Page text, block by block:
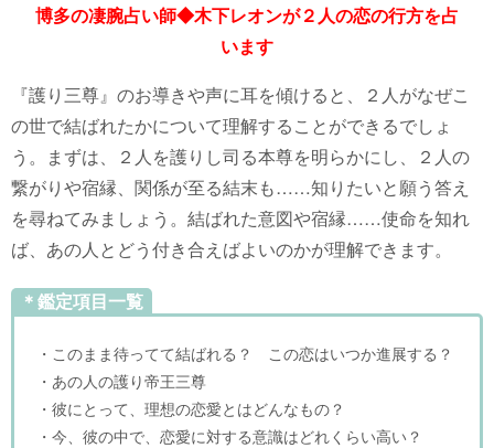
博多の凄腕占い師◆木下レオンが２人の恋の行方を占
います
『護り三尊』のお導きや声に耳を傾けると、２人がなぜこ
の世で結ばれたかについて理解することができるでしょ
う。まずは、２人を護りし司る本尊を明らかにし、２人の
繋がりや宿縁、関係が至る結末も……知りたいと願う答え
を尋ねてみましょう。結ばれた意図や宿縁……使命を知れ
ば、あの人とどう付き合えばよいのかが理解できます。
＊鑑定項目一覧
・このまま待ってて結ばれる？ この恋はいつか進展する？
・あの人の護り帝王三尊
・彼にとって、理想の恋愛とはどんなもの？
・今、彼の中で、恋愛に対する意識はどれくらい高い？